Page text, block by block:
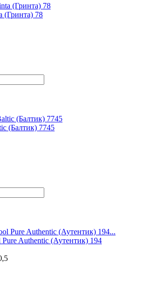
(Гринта) 78
(Балтик) 7745
Authentic (Аутентик) 194